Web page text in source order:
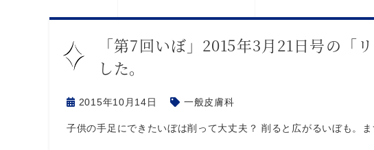
「第7回いぼ」2015年3月21日号の「
した。
2015年10月14日 一般皮膚科
子供の手足にできたいぼは削って大丈夫？ 削ると広がるいぼも。